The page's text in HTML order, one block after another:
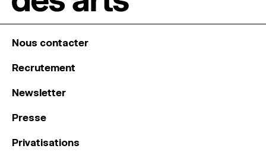
Nous contacter
Recrutement
Newsletter
Presse
Privatisations